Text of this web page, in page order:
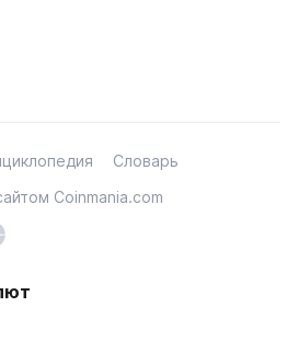
Словарь
Coinmania.com